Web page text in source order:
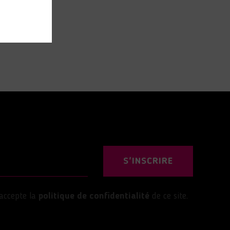
S'INSCRIRE
la politique de confidentialité de ce site.